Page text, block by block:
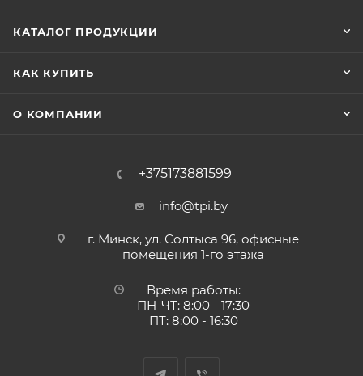
КАТАЛОГ ПРОДУКЦИИ
КАК КУПИТЬ
О КОМПАНИИ
+375173881599
info@tpi.by
г. Минск, ул. Солтыса 96, офисные
помещения 1-го этажа
Время работы:
ПН-ЧТ: 8:00 - 17:30
ПТ: 8:00 - 16:30